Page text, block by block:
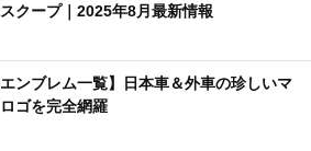
クープ｜2025年8月最新情報
エンブレム一覧】日本車＆外車の珍しいマ
ゴを完全網羅